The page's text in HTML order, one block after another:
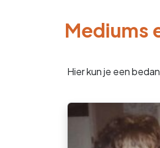
Mediums
Hier kun je een